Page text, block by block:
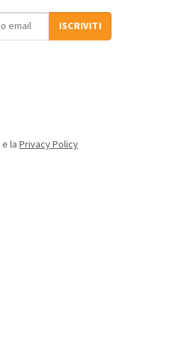
ISCRIVITI
la Privacy Policy